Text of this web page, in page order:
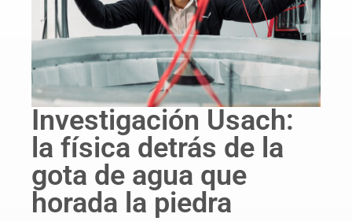
Investigación Usach:
la física detrás de la
gota de agua que
horada la piedra